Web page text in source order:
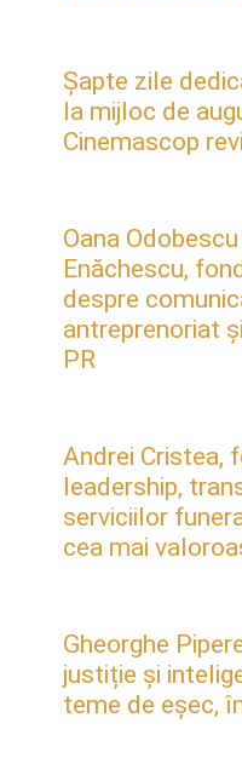
Șapte zile
la mijloc de
Cinemascop
Oana
Enăchescu,
despre
antreprenoriat
PR
Andrei Cristea,
leadership,
serviciilor
cea mai
Gheorghe
justiție și
teme de eșec,